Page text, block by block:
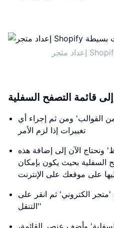
قائمة التصفح السفلية
القوالب' ومن ثم إجراء أي
تغييرات إذا لزم الأمر
ونحتاج الآن إلى إضافة هذه
السفلية بحيث يكون بإمكان
على موقعك على الإنترنت
'متجر الكتروني' ثم انقر على
'التنقل'
وأضف عنصر القائمة،